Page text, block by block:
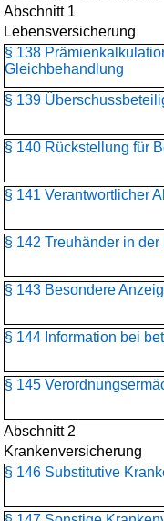
Abschnitt 1
Lebensversicherung
§ 138
Gleichbehandlung
§ 139
§ 140 Rückstellung für
§ 141 Verantwortlicher
§ 142 Treuhänder in
§ 143 Besondere
§ 144 Information bei
§ 145
Abschnitt 2
Krankenversicherung
§ 146 Substitutive